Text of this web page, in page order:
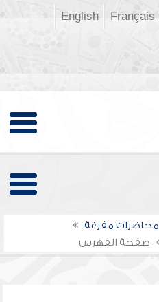
Français
English
محاضرات مفرغة
صفحة الفهرس